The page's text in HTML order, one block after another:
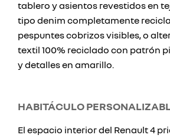
tablero y asientos revestidos en
tipo denim completamente
pespuntes cobrizos visibles, o
textil 100% reciclado con patrón
y detalles en amarillo.
HABITÁCULO
El espacio interior del Renault 4